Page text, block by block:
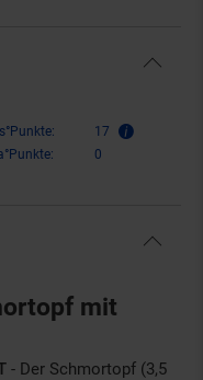
17
0
mit
- Der Schmortopf (3,5